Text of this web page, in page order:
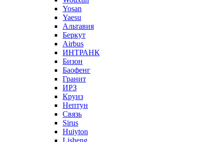
Yosan
Yaesu
Альтавия
Беркут
Airbus
ИНТРАНК
Бизон
Баофенг
Гранит
ИРЗ
Круиз
Нептун
Связь
Sirus
Huiyton
Lisheng